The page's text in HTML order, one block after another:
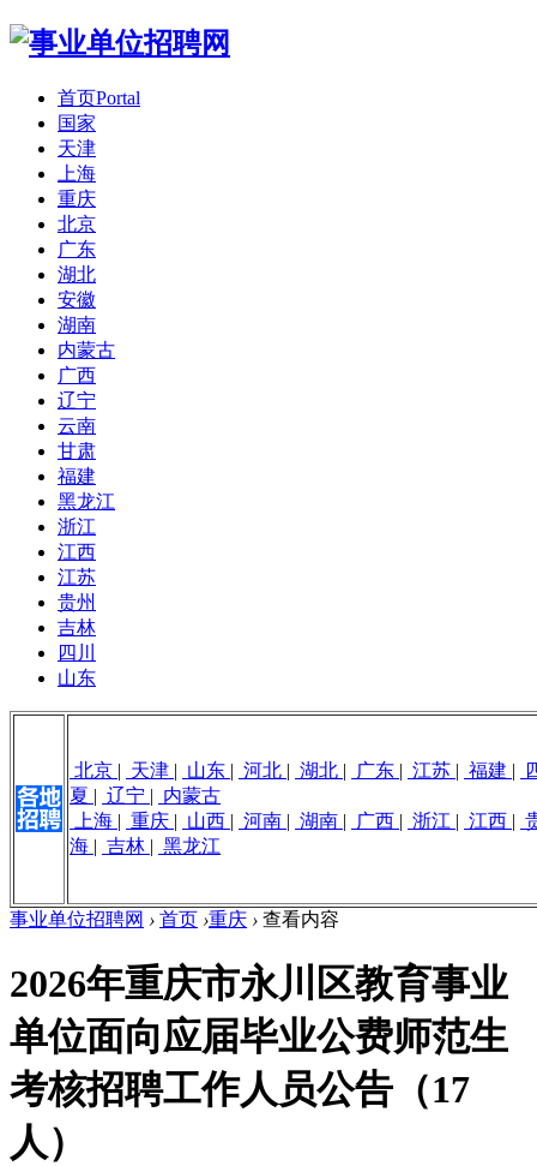
首页Portal
国家
天津
上海
重庆
北京
广东
湖北
安徽
湖南
内蒙古
广西
辽宁
云南
甘肃
福建
黑龙江
浙江
江西
江苏
贵州
吉林
四川
山东
北京 | 天津 | 山东 | 河北 | 湖北 | 广东 | 江苏 | 福建 |
夏 | 辽宁 | 内蒙古
上海 | 重庆 | 山西 | 河南 | 湖南 | 广西 | 浙江 | 江西 |
海 | 吉林 | 黑龙江
事业单位招聘网 › 首页 ›重庆 › 查看内容
2026年重庆市永川区教育事业
单位面向应届毕业公费师范生
考核招聘工作人员公告（17
人）